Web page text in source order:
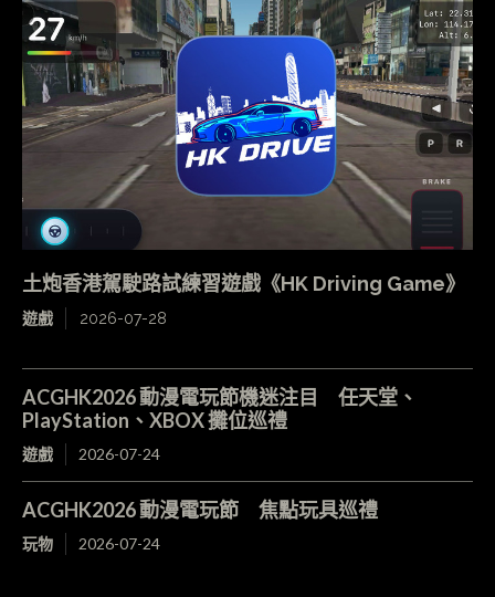
土炮香港駕駛路試練習遊戲《HK Driving Game》
遊戲 2026-07-28
ACGHK2026 動漫電玩節機迷注目 任天堂、
PlayStation、XBOX 攤位巡禮
遊戲 2026-07-24
ACGHK2026 動漫電玩節 焦點玩具巡禮
玩物 2026-07-24